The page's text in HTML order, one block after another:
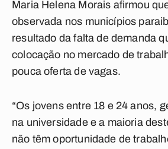
Maria Helena Morais afirmou
observada nos municípios
resultado da falta de demanda
colocação no mercado de
pouca oferta de vagas.
“Os jovens entre 18 e 24 anos,
na universidade e a maioria
não têm oportunidade de